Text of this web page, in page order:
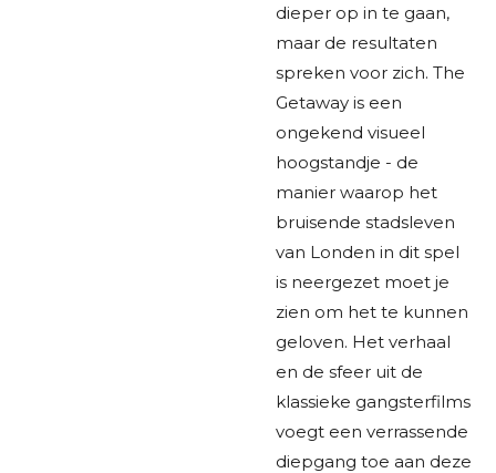
dieper op in te gaan,
maar de resultaten
spreken voor zich. The
Getaway is een
ongekend visueel
hoogstandje - de
manier waarop het
bruisende stadsleven
van Londen in dit spel
is neergezet moet je
zien om het te kunnen
geloven. Het verhaal
en de sfeer uit de
klassieke gangsterfilms
voegt een verrassende
diepgang toe aan deze